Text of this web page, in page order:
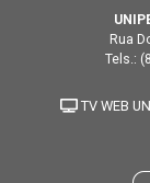
Rua
Tels.:
TV WEB